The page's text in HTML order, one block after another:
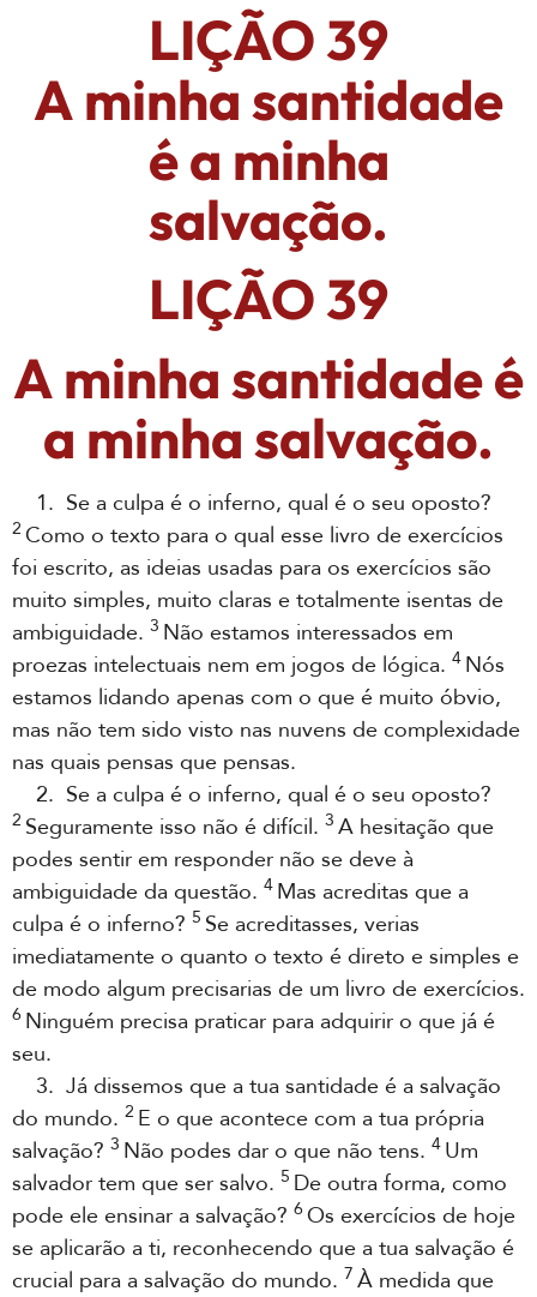
LIÇÃO 39
A minha santidade
é a minha
salvação.
LIÇÃO 39
A minha santidade é
a minha salvação.
1. Se a culpa é o inferno, qual é o seu oposto?
2 Como o texto para o qual esse livro de exercícios
foi escrito, as ideias usadas para os exercícios são
muito simples, muito claras e totalmente isentas de
ambiguidade. 3 Não estamos interessados em
proezas intelectuais nem em jogos de lógica. 4 Nós
estamos lidando apenas com o que é muito óbvio,
mas não tem sido visto nas nuvens de complexidade
nas quais pensas que pensas.
2. Se a culpa é o inferno, qual é o seu oposto?
2 Seguramente isso não é difícil. 3 A hesitação que
podes sentir em responder não se deve à
ambiguidade da questão. 4 Mas acreditas que a
culpa é o inferno? 5 Se acreditasses, verias
imediatamente o quanto o texto é direto e simples e
de modo algum precisarias de um livro de exercícios.
6 Ninguém precisa praticar para adquirir o que já é
seu.
3. Já dissemos que a tua santidade é a salvação
do mundo. 2 E o que acontece com a tua própria
salvação? 3 Não podes dar o que não tens. 4 Um
salvador tem que ser salvo. 5 De outra forma, como
pode ele ensinar a salvação? 6Os exercícios de hoje
se aplicarão a ti, reconhecendo que a tua salvação é
crucial para a salvação do mundo. 7 À medida que